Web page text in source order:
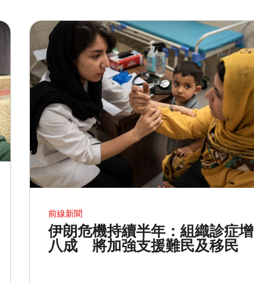
前線新聞
伊朗危機持續半年：組織診症增
八成 將加強支援難民及移民